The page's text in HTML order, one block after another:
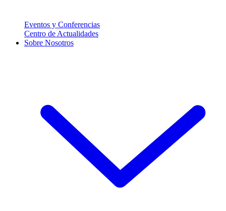
Eventos y Conferencias
Centro de Actualidades
Sobre Nosotros